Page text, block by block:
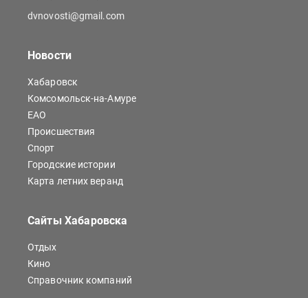
dvnovosti@gmail.com
Новости
Хабаровск
Комсомольск-на-Амуре
ЕАО
Происшествия
Спорт
Городские истории
Карта летних веранд
Сайты Хабаровска
Отдых
Кино
Справочник компаний